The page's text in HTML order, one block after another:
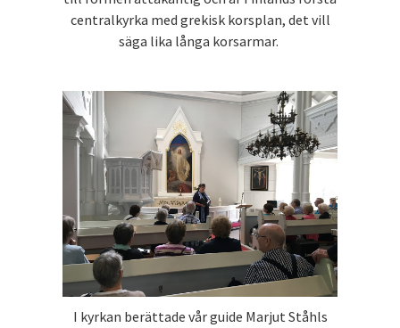
centralkyrka med grekisk korsplan, det vill
säga lika långa korsarmar.
I kyrkan berättade vår guide Marjut Ståhls